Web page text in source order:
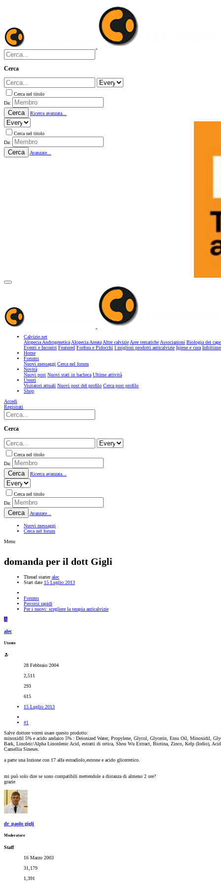
Cerca
Cerca nel titolo
Da:
Cerca Ricerca avanzata...
Cerca nel titolo
Da:
Cerca Avanzate...
Calvizie.net
Alopecia AndrogeneticaAlopecia AreataAltre calvizieAree tematicheAssociazioni Biologia dei
Eventi e Incontri Featured Forfora e Pidocchi I migliori prodotti anticalvizie Igiene e cura
Home
Forums
Nuovi messaggi Cerca nel forum
Novità
Nuovi post Nuovi stati in bacheca Ultime attività
Utenti
Visitatori attuali Nuovi post del profilo Cerca post profilo
Shop
Accedi
Registrati
Cerca
Cerca nel titolo
Da:
Cerca Ricerca avanzata...
Cerca nel titolo
Da:
Cerca Avanzate...
Nuovi messaggi
Cerca nel forum
Menu
domanda per il dott Gigli
Thread starter alec
Start date 15 Luglio 2013
Forums
Percorsi rapidi
Per i nuovi: scegliere la terapia anticalvizie
A
alec
Utente
28 Febbraio 2004
2,511
293
615
15 Luglio 2013
#1
Salve dottore vorrei usare questo prodotto:
minoxidil 5% e acido azelaico 5% : Deionized Water, Propylene, Glycol, Glycerin, Emu Oil, Minoxidil,
Bark, Linoleic/Alpha Linonlenic Acid, estratti di ortica, Shou Wu Extract, Biotina, Zinco, Kelp (Iodio),
Camellia Sineses.
a parte una lozione con 17 alfa estradiolo,estrone e acido glicerretico.
mi può solo dire se sono compatibili mettendole a distanza di almeno 2 ore?
grazie
dr_paolo gigli
Moderatore
Staff
16 Marzo 2003
31,179
1,391